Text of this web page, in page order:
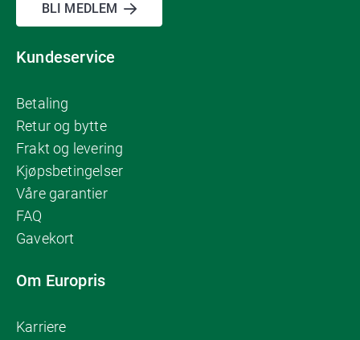
BLI MEDLEM
Kundeservice
Betaling
Retur og bytte
Frakt og levering
Kjøpsbetingelser
Våre garantier
FAQ
Gavekort
Om Europris
Karriere